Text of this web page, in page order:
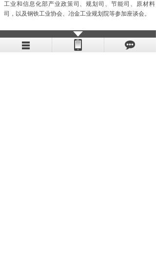
工业和信息化部产业政策司、规划司、节能司、原材料
司，以及钢铁工业协会、冶金工业规划院等参加座谈会。
首钢供应公司推进进口轴承国产化
下一篇：
质量成为钢铁业调整品种结构的支撑点